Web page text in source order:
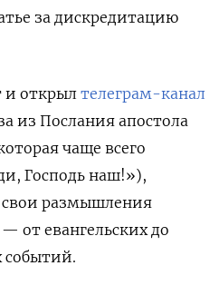
за дискредитацию
и открыл телеграм-канал
из Послания апостола
чаще всего
Господь наш!»),
свои размышления
от евангельских до
событий.